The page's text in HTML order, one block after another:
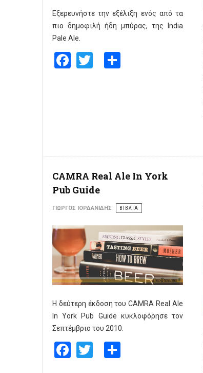
Εξερευνήστε την εξέλιξη ενός από τα
πιο δημοφιλή ήδη μπύρας, της India
Pale Ale.
Facebook
Twitter
CAMRA Real Ale In York
Pub Guide
ΓΙΏΡΓΟΣ ΙΟΡΔΑΝΊΔΗΣ ΒΙΒΛΙΑ
Η δεύτερη έκδοση του CAMRA Real Ale
In York Pub Guide κυκλοφόρησε τον
Σεπτέμβριο του 2010.
Facebook
Twitter